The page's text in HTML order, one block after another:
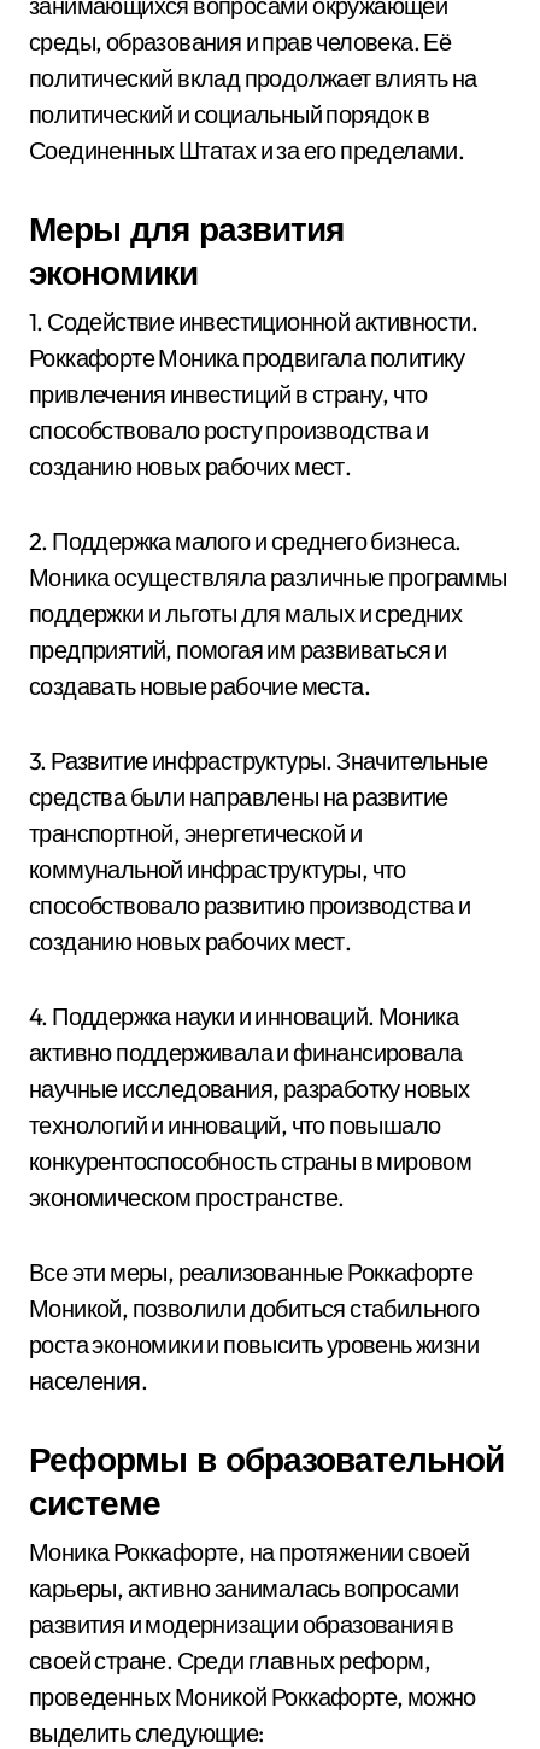
среды, образования и прав человека. Её
политический вклад продолжает влиять на
политический и социальный порядок в
Соединенных Штатах и за его пределами.
Меры для развития
экономики
1. Содействие инвестиционной активности.
Роккафорте Моника продвигала политику
привлечения инвестиций в страну, что
способствовало росту производства и
созданию новых рабочих мест.
2. Поддержка малого и среднего бизнеса.
Моника осуществляла различные программы
поддержки и льготы для малых и средних
предприятий, помогая им развиваться и
создавать новые рабочие места.
3. Развитие инфраструктуры. Значительные
средства были направлены на развитие
транспортной, энергетической и
коммунальной инфраструктуры, что
способствовало развитию производства и
созданию новых рабочих мест.
4. Поддержка науки и инноваций. Моника
активно поддерживала и финансировала
научные исследования, разработку новых
технологий и инноваций, что повышало
конкурентоспособность страны в мировом
экономическом пространстве.
Все эти меры, реализованные Роккафорте
Моникой, позволили добиться стабильного
роста экономики и повысить уровень жизни
населения.
Реформы в образовательной
системе
Моника Роккафорте, на протяжении своей
карьеры, активно занималась вопросами
развития и модернизации образования в
своей стране. Среди главных реформ,
проведенных Моникой Роккафорте, можно
выделить следующие: